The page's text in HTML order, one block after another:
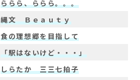
ららら、ららら。。。
縄文 Ｂｅａｕｔｙ
食の理想郷を目指して
「駅はないけど・・・」
しらたか 三三七拍子